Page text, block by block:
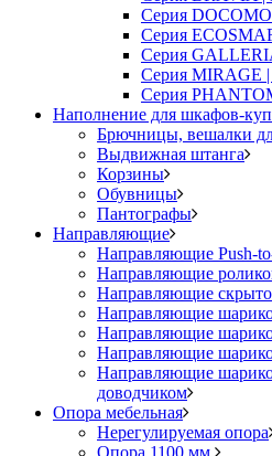
Серия
Серия
Серия
Серия MIRAGE
Серия
Наполнение для шкафов-
Брючницы, вешалки
Выдвижная штанга
Корзины
Обувницы
Пантографы
Направляющие
Направляющие Push-
Направляющие
Направляющие
Направляющие
Направляющие
Направляющие
Направляющие
доводчиком
Опора мебельная
Нерегулируемая опора
Опора 1100 мм.